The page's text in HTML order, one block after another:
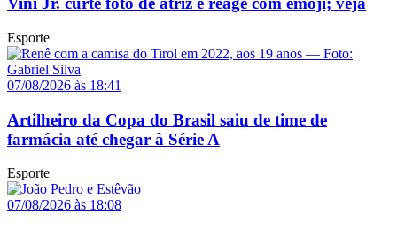
Esporte
07/08/2026 às 18:41
Artilheiro da Copa do Brasil saiu de time de
farmácia até chegar à Série A
Esporte
07/08/2026 às 18:08